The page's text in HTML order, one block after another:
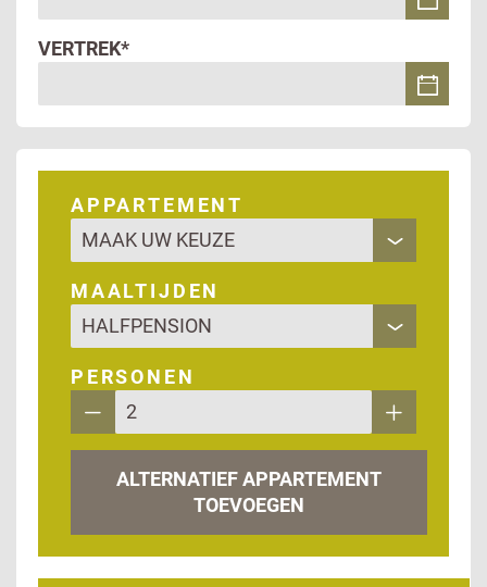
VERTREK*
APPARTEMENT
MAALTIJDEN
PERSONEN
ALTERNATIEF APPARTEMENT
TOEVOEGEN